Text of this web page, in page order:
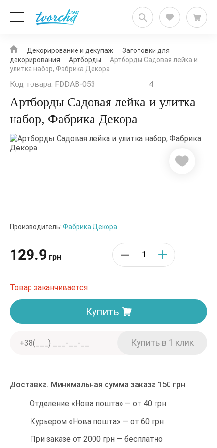
Декорирование и декупаж
Заготовки для
декорирования
Артборды
Артборды Садовая лейка и
улитка набор, Фабрика Декора
Код товара: FDDAB-053 4
Артборды Садовая лейка и улитка
набор, Фабрика Декора
Производитель: Фабрика Декора
129.9 грн
Товар заканчивается
Купить
Доставка. Минимальная сумма заказа 150 грн
Отделение «Нова пошта» — от 40 грн
Курьером «Нова пошта» — от 60 грн
При заказе от 2000 грн — бесплатно